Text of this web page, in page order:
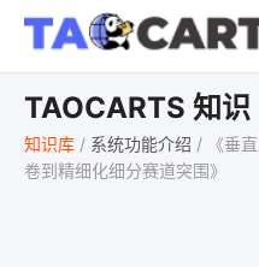
TAOCARTS 知识
知识库 / 系统功能介绍 /
《垂
卷到精细化细分赛道突围》